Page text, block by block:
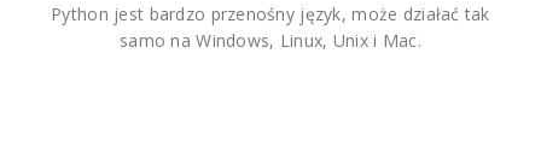
Python jest bardzo przenośny język, może działać tak
samo na Windows, Linux, Unix i Mac.